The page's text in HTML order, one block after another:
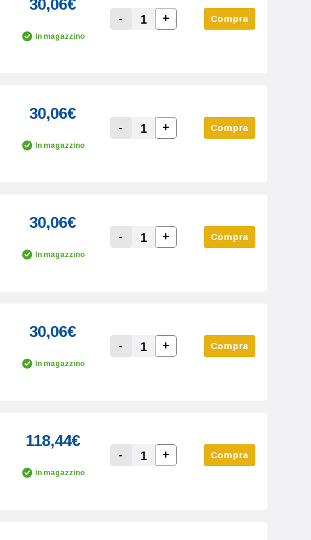
30,06€
In magazzino Decrease Quantity:
-
Increase Quantity:
+ Compra
30,06€
In magazzino Decrease Quantity:
-
Increase Quantity:
+ Compra
30,06€
In magazzino Decrease Quantity:
-
Increase Quantity:
+ Compra
30,06€
In magazzino Decrease Quantity:
-
Increase Quantity:
+ Compra
118,44€
In magazzino Decrease Quantity:
-
Increase Quantity:
+ Compra